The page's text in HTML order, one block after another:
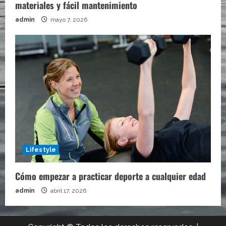
materiales y fácil mantenimiento
admin mayo 7, 2026
Lifestyle
Cómo empezar a practicar deporte a cualquier edad
admin abril 17, 2026